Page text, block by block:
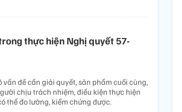
thực hiện Nghị quyết 57-
đề cần giải quyết, sản phẩm cuối cùng,
chịu trách nhiệm, điều kiện thực hiện
thể đo lường, kiểm chứng được.